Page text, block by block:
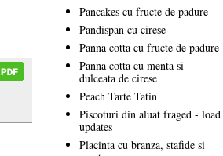
Pancakes cu fructe de padure
Pandispan cu cirese
Panna cotta cu fructe de padure
Panna cotta cu menta si
dulceata de cirese
Peach Tarte Tatin
Piscoturi din aluat fraged - load
updates
Placinta cu branza, stafide si